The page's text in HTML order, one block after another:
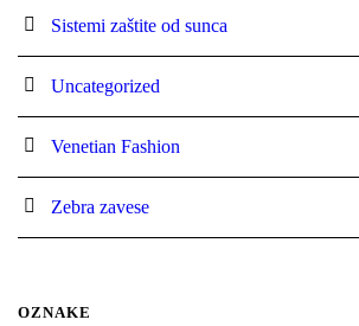
Sistemi zaštite od sunca
Uncategorized
Venetian Fashion
Zebra zavese
OZNAKE